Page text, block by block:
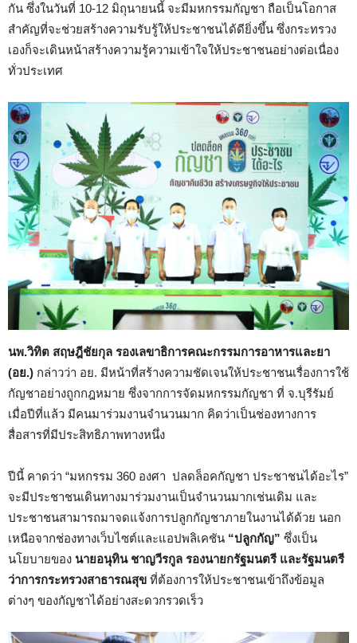
กัน ซึ่งในวันที่ 10-12 มิถุนายนนี้ จะมีมหกรรมกัญชา ถือเป็นโอกาส
สำคัญที่จะช่วยสร้างความรับรู้ให้ประชาชนได้ดียิ่งขึ้น ซึ่งกระทรวง
เองก็จะเดินหน้าสร้างความรู้ความเข้าใจให้ประชาชนอย่างต่อเนื่อง
ทั่วประเทศ
นพ.วิทิต สฤษฎีชัยกุล รองเลขาธิการคณะกรรมการอาหารและยา
(อย.) กล่าวว่า อย. มีหน้าที่สร้างความชัดเจนให้ประชาชนเรื่องการใช้
กัญชาอย่างถูกกฎหมาย ซึ่งจากการจัดมหกรรมกัญชา ที่ จ.บุรีรัมย์
เมื่อปีที่แล้ว มีคนมาร่วมงานจำนวนมาก คิดว่าเป็นช่องทางการ
สื่อสารที่มีประสิทธิภาพทางหนึ่ง
ปีนี้ คาดว่า “มหกรรม 360 องศา ปลดล็อคกัญชา ประชาชนได้อะไร”
จะมีประชาชนเดินทางมาร่วมงานเป็นจำนวนมากเช่นเดิม และ
ประชาชนสามารถมาจดแจ้งการปลูกกัญชาภายในงานได้ด้วย นอก
เหนือจากช่องทางเว็บไซต์และแอปพลิเคชัน “ปลูกกัญ” ซึ่งเป็น
นโยบายของ นายอนุทิน ชาญวีรกูล รองนายกรัฐมนตรี และรัฐมนตรี
ว่าการกระทรวงสาธารณสุข ที่ต้องการให้ประชาชนเข้าถึงข้อมูล
ต่างๆ ของกัญชาได้อย่างสะดวกรวดเร็ว